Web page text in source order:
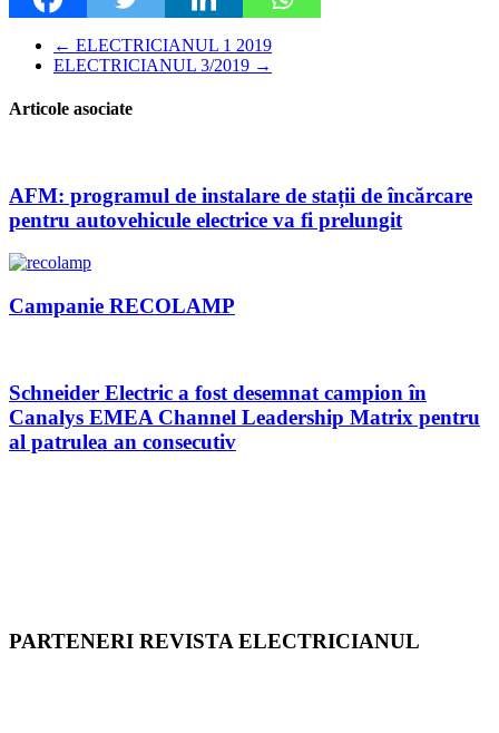
← ELECTRICIANUL 1 2019
ELECTRICIANUL 3/2019 →
Articole asociate
AFM: programul de instalare de stații de încărcare
pentru autovehicule electrice va fi prelungit
Campanie RECOLAMP
Schneider Electric a fost desemnat campion în
Canalys EMEA Channel Leadership Matrix pentru
al patrulea an consecutiv
PARTENERI REVISTA ELECTRICIANUL